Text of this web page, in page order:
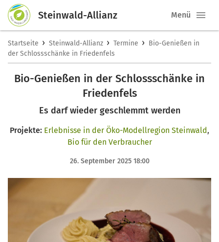
Steinwald-Allianz Menü
Startseite › Steinwald-Allianz › Termine › Bio-Genießen in
der Schlossschänke in Friedenfels
Bio-Genießen in der Schlossschänke in
Friedenfels
Es darf wieder geschlemmt werden
Projekte: Erlebnisse in der Öko-Modellregion Steinwald,
Bio für den Verbraucher
26. September 2025 18:00